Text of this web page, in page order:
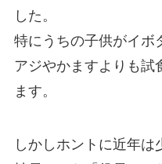
した。
特にうちの子供がイボ
アジやかますよりも試
ます。
しかしホントに近年